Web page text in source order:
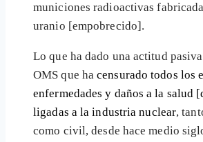
municiones radioactivas
uranio [empobrecido].
Lo que ha dado una actitud
OMS que hacensurado todos los
enfermedades y daños a la salud
ligadas a la industria nuclear,
como civil, desde hace medio